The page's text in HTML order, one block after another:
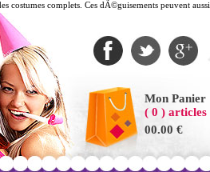
costumes complets. Ces dÃ©guisements peuvent aussi
Mon Panier
( 0 ) articles
00.00 €